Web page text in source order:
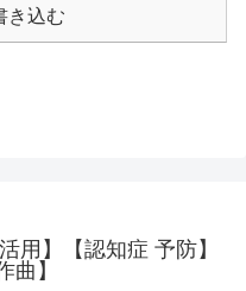
き込む
用】【認知症 予防】
曲】